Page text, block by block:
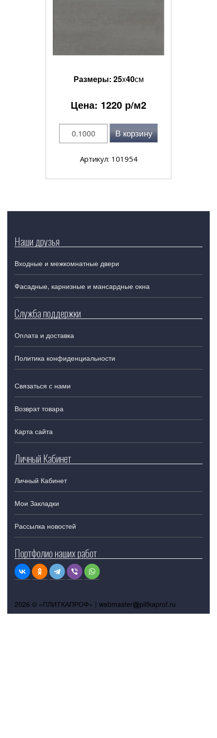
Размеры: 25x40см
Цена: 1220 р/м2
В корзину
Артикул: 101954
Наши друзья
Входные и межкомнатные двери
Фасадные, карнизные и мансардные окна
Служба поддержки
Оплата и доставка
Политика конфиденциальности
Связаться с нами
Возврат товара
Карта сайта
Личный Кабинет
Личный Кабинет
Мои Закладки
Рассылка новостей
Портфолио наших работ
2026 © «ПЛИТКАПРОФ» | webmaster plitkaprof.ru